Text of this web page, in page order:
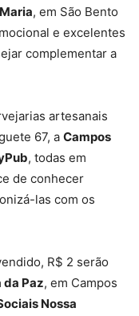
, em São Bento
e excelentes
complementar a
artesanais
67, a Campos
, todas em
de conhecer
las com os
R$ 2 serão
da Paz, em Campos
Nossa